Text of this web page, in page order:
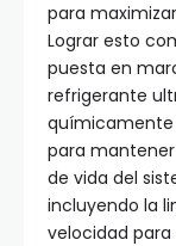
para
Lograr esto
puesta en
refrigerante
químicamente
para
de vida del
incluyendo la
velocidad para